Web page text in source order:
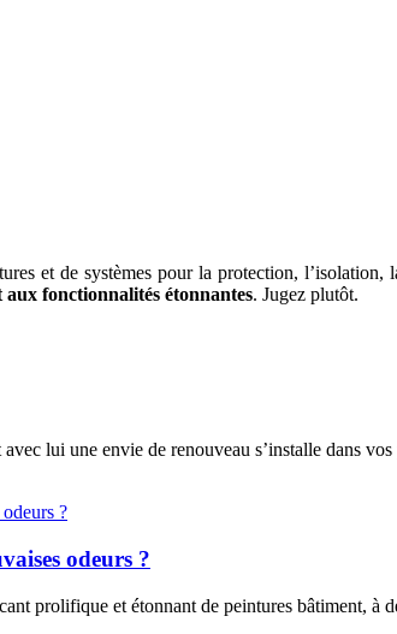
et de systèmes pour la protection, l’isolation,
fonctionnalités étonnantes. Jugez plutôt.
lui une envie de renouveau s’installe dans vos
odeurs ?
prolifique et étonnant de peintures bâtiment, à